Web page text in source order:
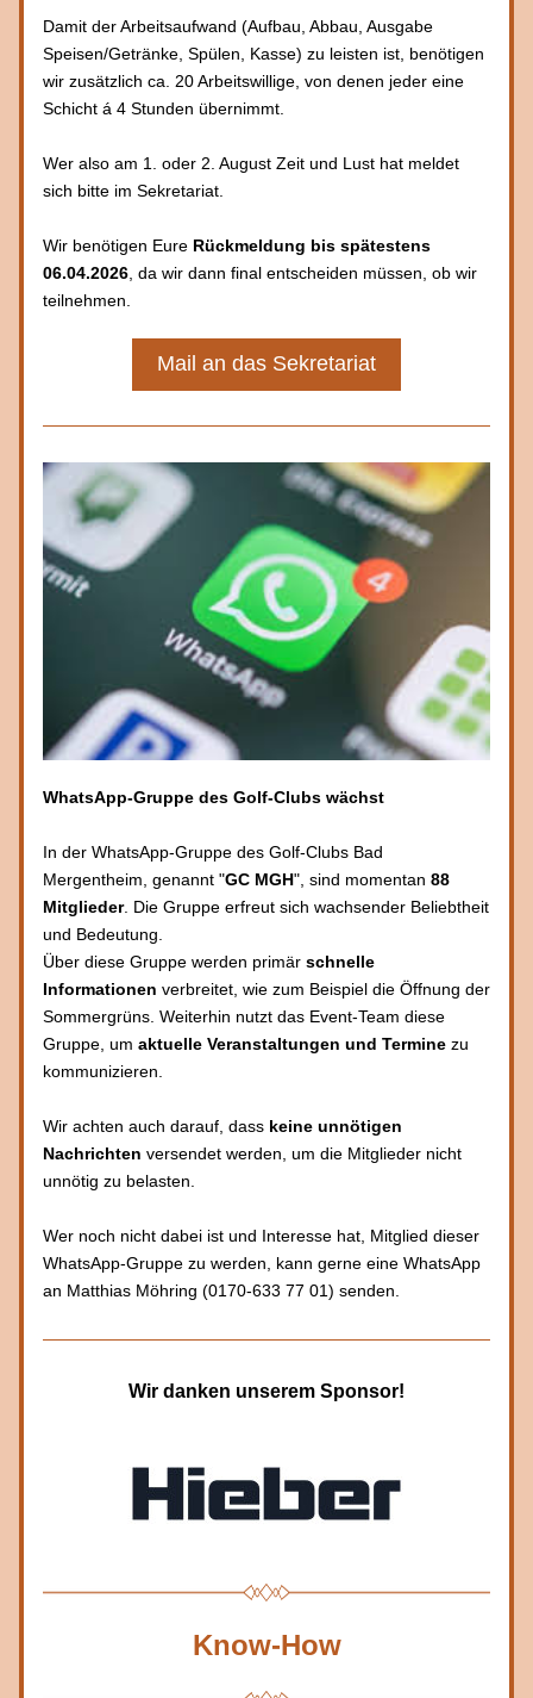
Damit der Arbeitsaufwand (Aufbau, Abbau, Ausgabe
Speisen/Getränke, Spülen, Kasse) zu leisten ist, benötigen
wir zusätzlich ca. 20 Arbeitswillige, von denen jeder eine
Schicht á 4 Stunden übernimmt.
Wer also am 1. oder 2. August Zeit und Lust hat meldet
sich bitte im Sekretariat.
Wir benötigen Eure Rückmeldung bis spätestens
06.04.2026 , da wir dann final entscheiden müssen, ob wir
teilnehmen.
Mail an das Sekretariat
WhatsApp-Gruppe des Golf-Clubs wächst
In der WhatsApp-Gruppe des Golf-Clubs Bad
Mergentheim, genannt "GC MGH", sind momentan 88
Mitglieder. Die Gruppe erfreut sich wachsender Beliebtheit
und Bedeutung.
Über diese Gruppe werden primär schnelle
Informationen verbreitet, wie zum Beispiel die Öffnung der
Sommergrüns. Weiterhin nutzt das Event-Team diese
Gruppe, um aktuelle Veranstaltungen und Termine zu
kommunizieren.
Wir achten auch darauf, dass keine unnötigen
Nachrichten versendet werden, um die Mitglieder nicht
unnötig zu belasten.
Wer noch nicht dabei ist und Interesse hat, Mitglied dieser
WhatsApp-Gruppe zu werden, kann gerne eine WhatsApp
an Matthias Möhring (0170-633 77 01) senden.
Wir danken unserem Sponsor!
Know-How